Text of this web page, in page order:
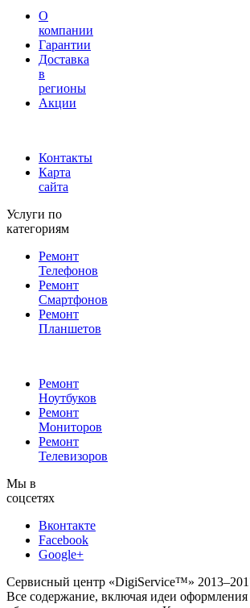
О
компании
Гарантии
Доставка
в
регионы
Акции
Контакты
Карта
сайта
Услуги по
категориям
Ремонт
Телефонов
Ремонт
Смартфонов
Ремонт
Планшетов
Ремонт
Ноутбуков
Ремонт
Мониторов
Ремонт
Телевизоров
Мы в
соцсетях
Вконтакте
Facebook
Google+
Сервисный центр «DigiService™»
Все содержание, включая идеи оформления